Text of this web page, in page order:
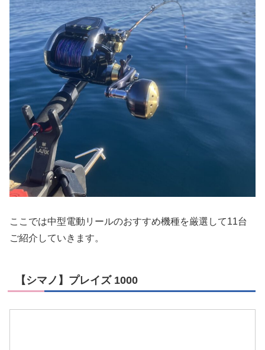
ここでは中型電動リールのおすすめ機種を厳選して11台
ご紹介していきます。
【シマノ】プレイズ 1000